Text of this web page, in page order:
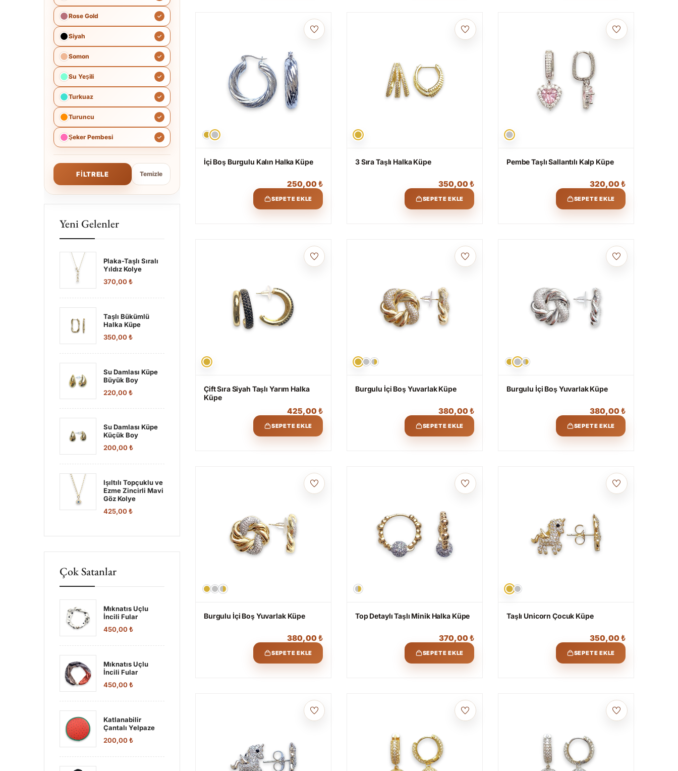
Rose Gold
Siyah
Somon
Su Yeşili
Turkuaz
Turuncu
Şeker Pembesi
FILTRELE Temizle
Yeni Gelenler
Plaka-Taşlı Sıralı
Yıldız Kolye
370,00₺
Taşlı Bükümlü
Halka Küpe
350,00₺
Su Damlası Küpe
Büyük Boy
220,00₺
Su Damlası Küpe
Küçük Boy
200,00₺
Işıltılı Topçuklu ve
Ezme Zincirli Mavi
Göz Kolye
425,00₺
Çok Satanlar
Mıknatıs Uçlu
İncili Fular
450,00₺
Mıknatıs Uçlu
İncili Fular
450,00₺
Katlanabilir
Çantalı Yelpaze
200,00₺
İçi Boş Burgulu Kalın Halka Küpe
250,00₺
SEPETE EKLE
3 Sıra Taşlı Halka Küpe
350,00₺
SEPETE EKLE
Pembe Taşlı Sallantılı Kalp Küpe
320,00₺
SEPETE EKLE
Çift Sıra Siyah Taşlı Yarım Halka
Küpe
425,00₺
SEPETE EKLE
Burgulu İçi Boş Yuvarlak Küpe
380,00₺
SEPETE EKLE
Burgulu İçi Boş Yuvarlak Küpe
380,00₺
SEPETE EKLE
Burgulu İçi Boş Yuvarlak Küpe
380,00₺
SEPETE EKLE
Top Detaylı Taşlı Minik Halka Küpe
370,00₺
SEPETE EKLE
Taşlı Unicorn Çocuk Küpe
350,00₺
SEPETE EKLE